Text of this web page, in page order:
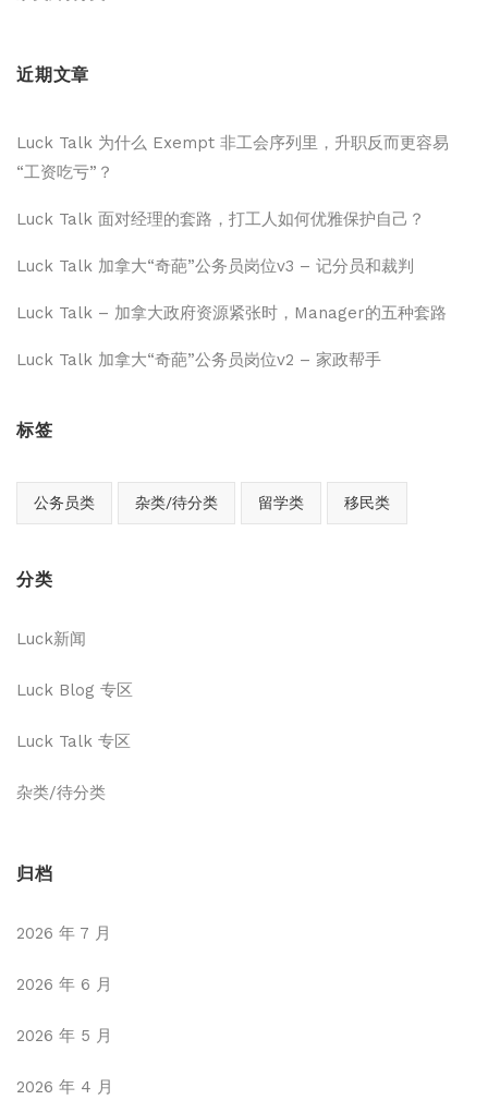
近期文章
Luck Talk 为什么 Exempt 非工会序列里，升职反而更容易
“工资吃亏”？
Luck Talk 面对经理的套路，打工人如何优雅保护自己？
Luck Talk 加拿大“奇葩”公务员岗位v3 – 记分员和裁判
Luck Talk – 加拿大政府资源紧张时，Manager的五种套路
Luck Talk 加拿大“奇葩”公务员岗位v2 – 家政帮手
标签
公务员类 杂类/待分类 留学类 移民类
分类
Luck新闻
Luck Blog 专区
Luck Talk 专区
杂类/待分类
归档
2026 年 7 月
2026 年 6 月
2026 年 5 月
2026 年 4 月